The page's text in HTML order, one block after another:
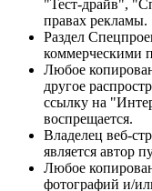
"Тест-драйв",
правах рекламы.
Раздел
коммерческими
Любое
другое
ссылку на
воспрещается.
Владелец веб-
является автор
Любое
фотографий и/